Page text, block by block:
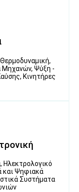
Μηχανών, Ψύξη -
Κινητήρες
Ηλεκτρολογικό
και Ψηφιακά
Συστήματα